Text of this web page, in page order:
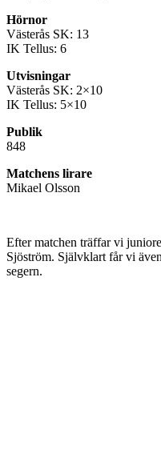
Hörnor
Västerås SK: 13
IK Tellus: 6
Utvisningar
Västerås SK: 2×10
IK Tellus: 5×10
Publik
848
Matchens lirare
Mikael Olsson
Efter matchen träffar vi
Sjöström. Självklart får vi
segern.